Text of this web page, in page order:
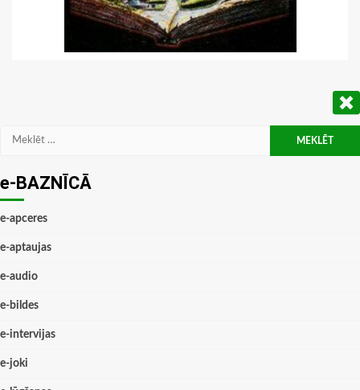
Meklēt:
e-BAZNĪCĀ
e-apceres
e-aptaujas
e-audio
e-bildes
e-intervijas
e-joki